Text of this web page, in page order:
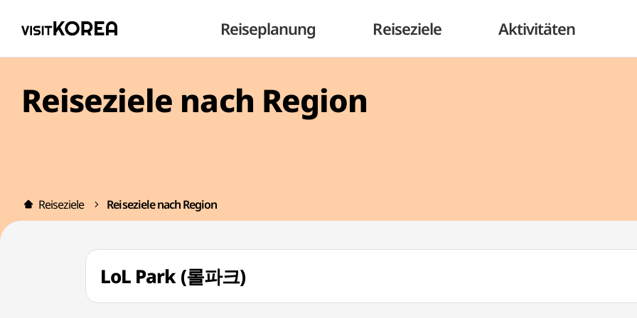
Reiseplanung Reiseziele Aktivitäten
Reiseziele nach Region
Reiseziele Reiseziele nach Region
LoL Park (롤파크)